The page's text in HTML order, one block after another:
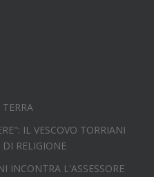
IL VESCOVO TORRIANI
RELIGIONE
INCONTRA L'ASSESSORE